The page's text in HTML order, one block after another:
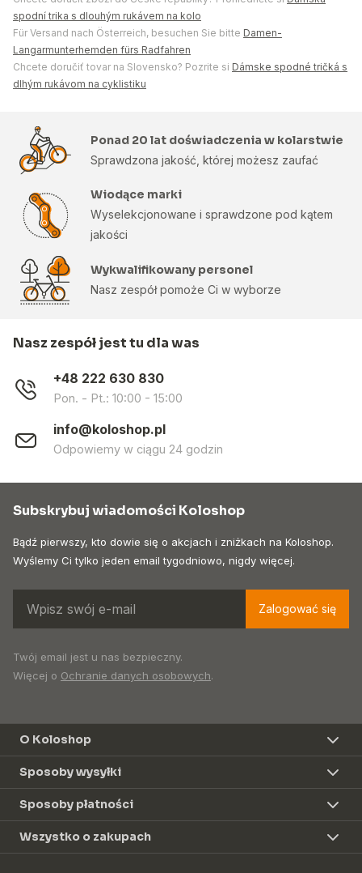
spodní trika s dlouhým rukávem na kolo
Für Versand nach Österreich, besuchen Sie bitte Damen-
Langarmunterhemden fürs Radfahren
Chcete doručiť tovar na Slovensko? Pozrite si Dámske spodné tričká s
dlhým rukávom na cyklistiku
Ponad 20 lat doświadczenia w kolarstwie
Sprawdzona jakość, której możesz zaufać
Wiodące marki
Wyselekcjonowane i sprawdzone pod kątem
jakości
Wykwalifikowany personel
Nasz zespół pomoże Ci w wyborze
Nasz zespół jest tu dla was
+48 222 630 830
Pon. - Pt.: 10:00 - 15:00
info@koloshop.pl
Odpowiemy w ciągu 24 godzin
Subskrybuj wiadomości Koloshop
Bądź pierwszy, kto dowie się o akcjach i zniżkach na Koloshop.
Wyślemy Ci tylko jeden email tygodniowo, nigdy więcej.
Zalogować się
Twój email jest u nas bezpieczny.
Więcej o Ochranie danych osobowych.
O Koloshop
Sposoby wysyłki
Sposoby płatności
Wszystko o zakupach